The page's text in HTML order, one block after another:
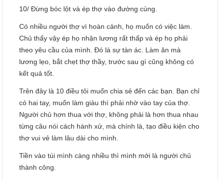
10/ Đừng bóc lột và ép thợ vào đường cùng.
Có nhiều người thợ vì hoàn cảnh, họ muốn có việc làm.
Chủ thấy vậy ép họ nhận lương rất thấp và ép họ phải
theo yêu cầu của mình. Đó là sự tàn ác. Làm ăn mà
lương lẹo, bắt chẹt thợ thầy, trước sau gì cũng không có
kết quả tốt.
Trên đây là 10 điều tôi muốn chia sẻ đến các bạn. Bạn chỉ
có hai tay, muốn làm giàu thì phải nhờ vào tay của thợ.
Người chủ hơn thua với thợ, không phải là hơn thua nhau
từng câu nói cách hành xử, mà chính là, tạo điều kiện cho
thợ vui vẻ làm lâu dài cho mình.
Tiền vào túi mình càng nhiều thì mình mới là người chủ
thành công.